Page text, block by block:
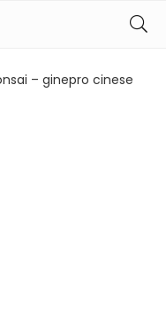
– ginepro cinese